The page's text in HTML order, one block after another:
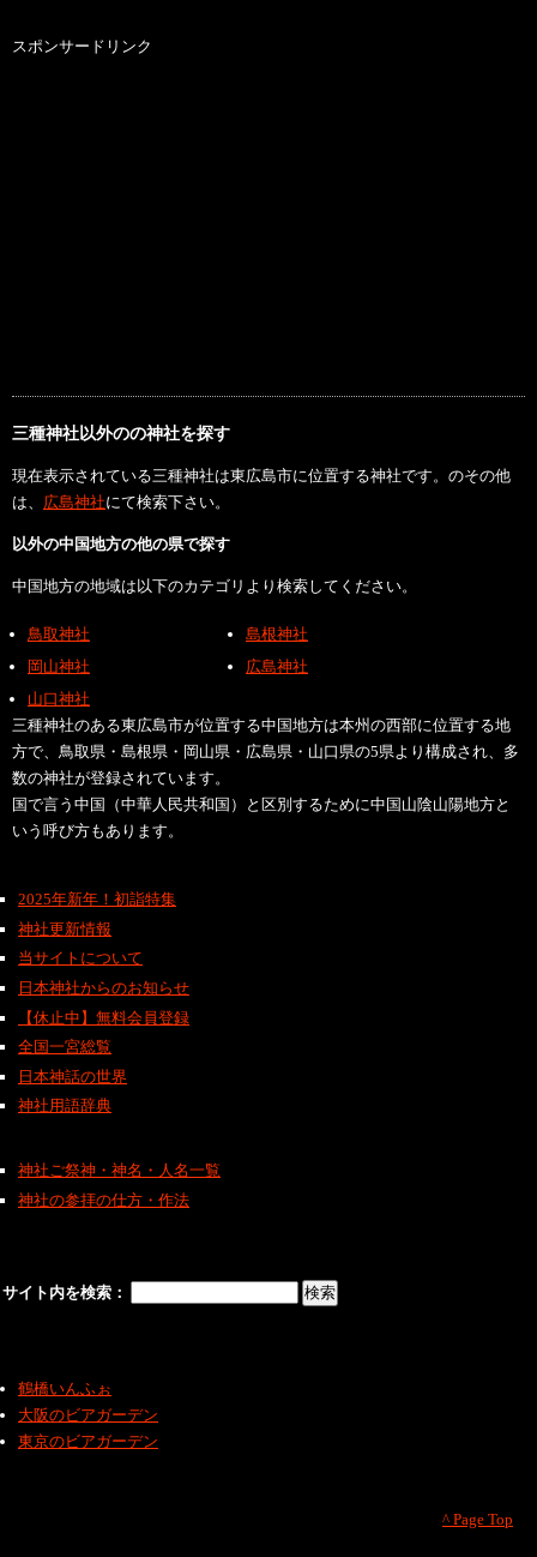
スポンサードリンク
三種神社以外のの神社を探す
現在表示されている三種神社は東広島市に位置する神社です。のその他
は、 広島神社にて検索下さい。
以外の中国地方の他の県で探す
中国地方の地域は以下のカテゴリより検索してください。
鳥取神社
島根神社
岡山神社
広島神社
山口神社
三種神社のある東広島市が位置する中国地方は本州の西部に位置する地
方で、鳥取県・島根県・岡山県・広島県・山口県の5県より構成され、多
数の神社が登録されています。
国で言う中国（中華人民共和国）と区別するために中国山陰山陽地方と
いう呼び方もあります。
2025年新年！初詣特集
神社更新情報
当サイトについて
日本神社からのお知らせ
【休止中】無料会員登録
全国一宮総覧
日本神話の世界
神社用語辞典
神社ご祭神・神名・人名一覧
神社の参拝の仕方・作法
サイト内を検索：
鶴橋いんふぉ
大阪のビアガーデン
東京のビアガーデン
^ Page Top